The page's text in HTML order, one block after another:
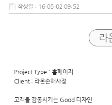
작성일 : 16-05-02 09:52
라
Project Type : 홈페이지
Client : 라온손해사정
고객을 감동시키는 Good 디자인